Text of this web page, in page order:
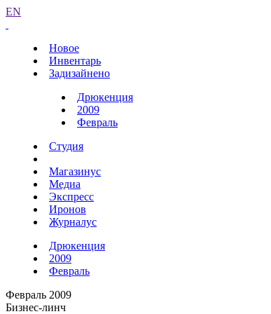
EN
Новое
Инвентарь
Задизайнено
Дрюкенция
2009
Февраль
Студия
Магазинус
Медиа
Экспресс
Иронов
Журналус
Дрюкенция
2009
Февраль
Февраль 2009
Бизнес-линч